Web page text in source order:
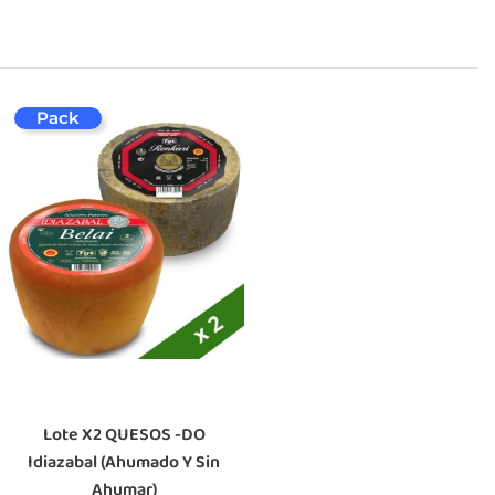
Pack
Lote X2 QUESOS -DO
Idiazabal (ahumado Y Sin